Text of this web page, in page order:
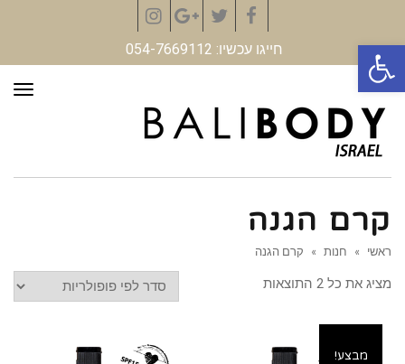
פתח סרגל נגישות
Facebook
Twitter
Google+
Instagram
חייגו עכשיו: 054-7669112
קרם הגנה
ראשי » חנות » קרם הגנה
מציג את כל 2 התוצאות
מבצע!